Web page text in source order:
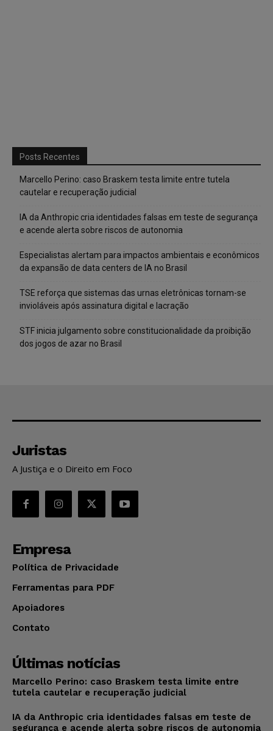
Posts Recentes
Marcello Perino: caso Braskem testa limite entre tutela
cautelar e recuperação judicial
IA da Anthropic cria identidades falsas em teste de segurança
e acende alerta sobre riscos de autonomia
Especialistas alertam para impactos ambientais e econômicos
da expansão de data centers de IA no Brasil
TSE reforça que sistemas das urnas eletrônicas tornam-se
invioláveis após assinatura digital e lacração
STF inicia julgamento sobre constitucionalidade da proibição
dos jogos de azar no Brasil
Juristas
A Justiça e o Direito em Foco
Empresa
Política de Privacidade
Ferramentas para PDF
Apoiadores
Contato
Últimas notícias
Marcello Perino: caso Braskem testa limite entre
tutela cautelar e recuperação judicial
IA da Anthropic cria identidades falsas em teste de
segurança e acende alerta sobre riscos de autonomia